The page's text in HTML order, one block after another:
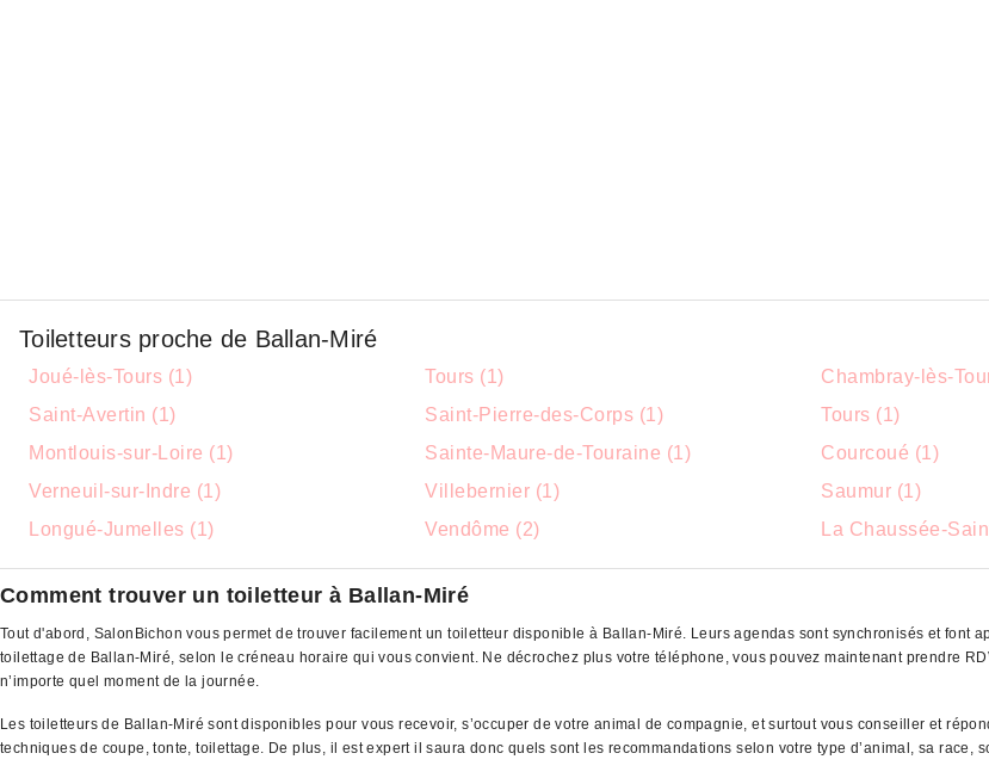
Toiletteurs proche de Ballan-Miré
Joué-lès-Tours (1) Tours (1) Chambray-lès-
Saint-Avertin (1)
Saint-Pierre-des-Corps (1) Tours (1)
Montlouis-sur-Loire (1)
Sainte-Maure-de-Touraine (1) Courcoué (1)
Verneuil-sur-Indre (1)
Villebernier (1) Saumur (1)
Longué-Jumelles (1)
Vendôme (2) La Chaussée-
Comment trouver un toiletteur à Ballan-Miré
Tout d'abord, SalonBichon vous permet de trouver facilement un toiletteur disponible à Ballan-Miré. Leurs agendas sont synchronisés et
toilettage de Ballan-Miré, selon le créneau horaire qui vous convient. Ne décrochez plus votre téléphone, vous pouvez maintenant prendre
n’importe quel moment de la journée.
Les toiletteurs de Ballan-Miré sont disponibles pour vous recevoir, s’occuper de votre animal de compagnie, et surtout vous conseiller et
techniques de coupe, tonte, toilettage. De plus, il est expert il saura donc quels sont les recommandations selon votre type d’animal, sa